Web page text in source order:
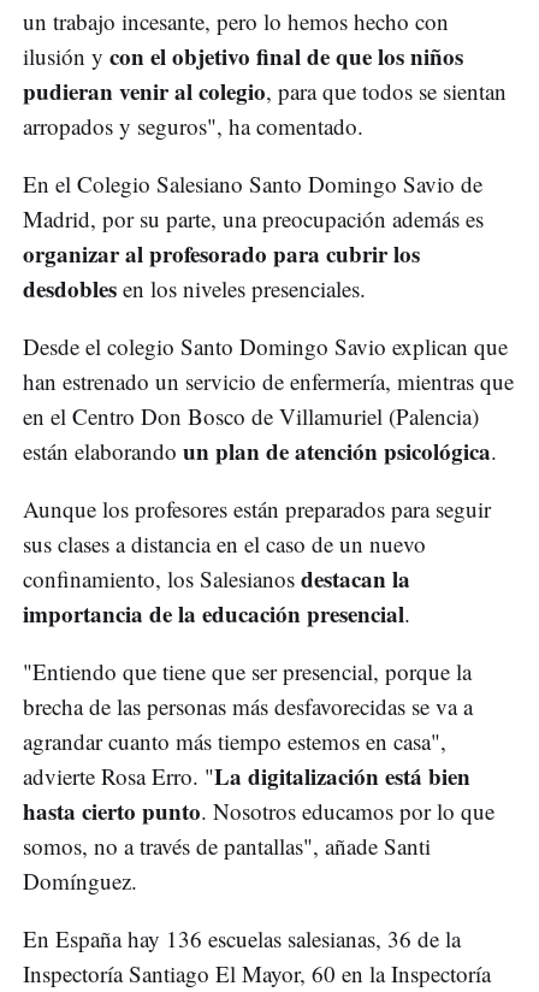
un trabajo incesante, pero lo hemos hecho con
ilusión y con el objetivo final de que los niños
pudieran venir al colegio, para que todos se sientan
arropados y seguros", ha comentado.
En el Colegio Salesiano Santo Domingo Savio de
Madrid, por su parte, una preocupación además es
organizar al profesorado para cubrir los
desdobles en los niveles presenciales.
Desde el colegio Santo Domingo Savio explican que
han estrenado un servicio de enfermería, mientras que
en el Centro Don Bosco de Villamuriel (Palencia)
están elaborando un plan de atención psicológica.
Aunque los profesores están preparados para seguir
sus clases a distancia en el caso de un nuevo
confinamiento, los Salesianos destacan la
importancia de la educación presencial.
"Entiendo que tiene que ser presencial, porque la
brecha de las personas más desfavorecidas se va a
agrandar cuanto más tiempo estemos en casa",
advierte Rosa Erro. "La digitalización está bien
hasta cierto punto. Nosotros educamos por lo que
somos, no a través de pantallas", añade Santi
Domínguez.
En España hay 136 escuelas salesianas, 36 de la
Inspectoría Santiago El Mayor, 60 en la Inspectoría